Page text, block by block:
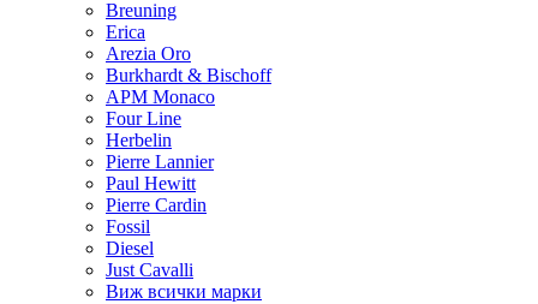
Breuning
Erica
Arezia Oro
Burkhardt & Bischoff
APM Monaco
Four Line
Herbelin
Pierre Lannier
Paul Hewitt
Pierre Cardin
Fossil
Diesel
Just Cavalli
Виж всички марки